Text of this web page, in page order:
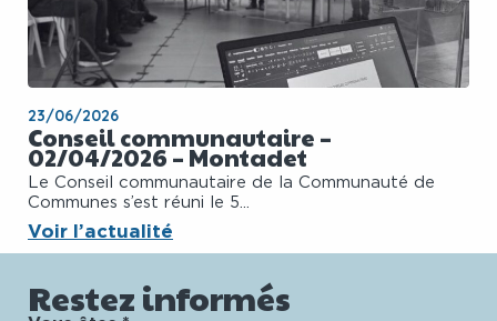
23/06/2026
Conseil communautaire –
02/04/2026 – Montadet
Le Conseil communautaire de la Communauté de
Communes s’est réuni le 5...
Voir l’actualité
Restez informés